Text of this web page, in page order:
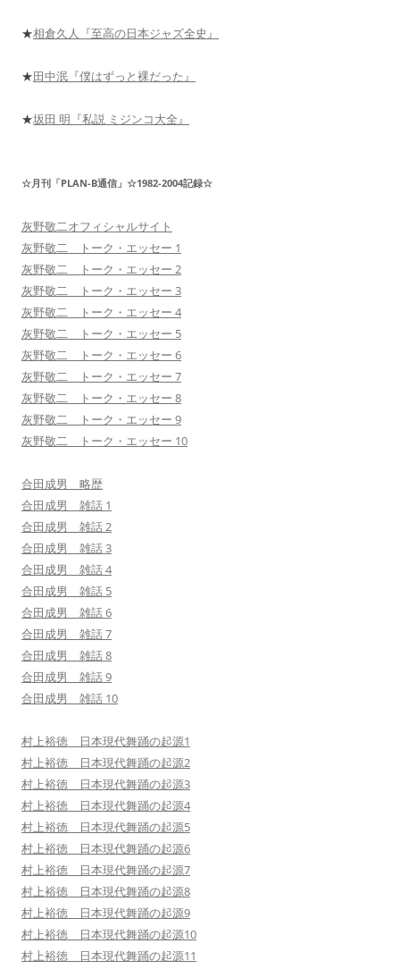
★相倉久人『至高の日本ジャズ全史』
★田中泯『僕はずっと裸だった』
★坂田 明『私説 ミジンコ大全』
☆月刊「PLAN-B通信」☆1982-2004記録☆
灰野敬二オフィシャルサイト
灰野敬二 トーク・エッセー 1
灰野敬二 トーク・エッセー 2
灰野敬二 トーク・エッセー 3
灰野敬二 トーク・エッセー 4
灰野敬二 トーク・エッセー 5
灰野敬二 トーク・エッセー 6
灰野敬二 トーク・エッセー 7
灰野敬二 トーク・エッセー 8
灰野敬二 トーク・エッセー 9
灰野敬二 トーク・エッセー 10
合田成男 略歴
合田成男 雑話 1
合田成男 雑話 2
合田成男 雑話 3
合田成男 雑話 4
合田成男 雑話 5
合田成男 雑話 6
合田成男 雑話 7
合田成男 雑話 8
合田成男 雑話 9
合田成男 雑話 10
村上裕徳 日本現代舞踊の起源1
村上裕徳 日本現代舞踊の起源2
村上裕徳 日本現代舞踊の起源3
村上裕徳 日本現代舞踊の起源4
村上裕徳 日本現代舞踊の起源5
村上裕徳 日本現代舞踊の起源6
村上裕徳 日本現代舞踊の起源7
村上裕徳 日本現代舞踊の起源8
村上裕徳 日本現代舞踊の起源9
村上裕徳 日本現代舞踊の起源10
村上裕徳 日本現代舞踊の起源11